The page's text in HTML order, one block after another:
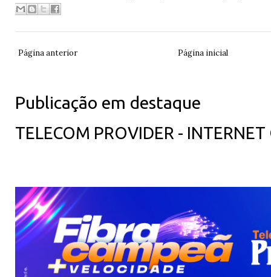
Página anterior Página inicial
Publicação em destaque
TELECOM PROVIDER -